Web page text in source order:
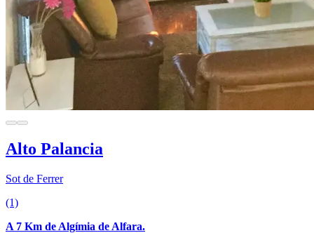
Alto Palancia
Sot de Ferrer
(1)
A 7 Km de Algímia de Alfara.